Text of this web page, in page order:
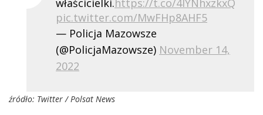
właścicielki.https://t.co/4IYNhxzkxQ
pic.twitter.com/MwFHp8AHF5
— Policja Mazowsze
(@PolicjaMazowsze) November 14,
2022
źródło: Twitter / Polsat News